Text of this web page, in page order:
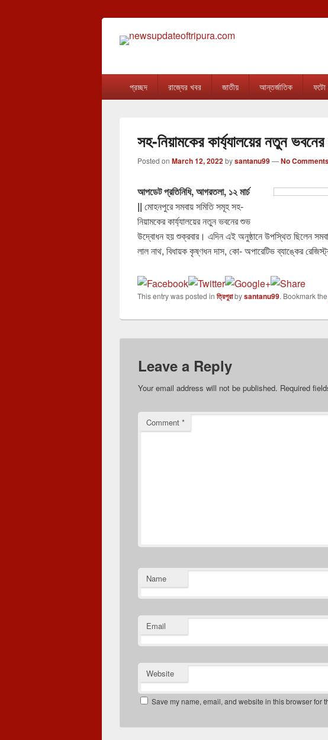
প্রচ্ছদ রাজ্যের খবর জাতীয় আন্তর্জাতিক ফটো
সহ-নিয়ামকের কার্য্যালয়ের নতুন
Posted on March 12, 2022bysantanu99—No
আপডেট প্রতিনিধি, আগরতলা, ১২ মার্চ
|| মোহনপুরে সমবায় সমিতি সমূহ সহ-
নিয়ামকের কার্য্যালয়ের নতুন ভবনের শুভ
উদ্বোধন হয় শুক্রবার। এদিন এই অনুষ্ঠানে উপস্থিত ছিলেন সমবায়
লাল নাথ, বিধায়ক কৃষ্ণধন দাস, কো- অপারেটিভ ব্যাঙ্কের
This entry was posted in ত্রিপুরাbysantanu99. Bookmark the
Leave a Reply
Your email address will not be published. Required
Comment *
Name
Email
Website
Save my name, email, and website in this browser for